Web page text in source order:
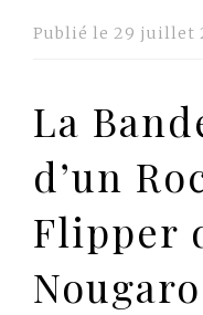
Publié le 29 juillet
La
d’un
Flipper
Nougaro